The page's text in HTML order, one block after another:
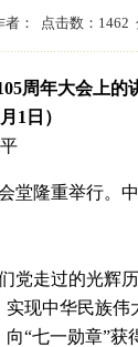
： 点击数：1462
周年大会上的
1日）
堂隆重举行。
走过的光辉
现中华民族伟
七一勋章”获